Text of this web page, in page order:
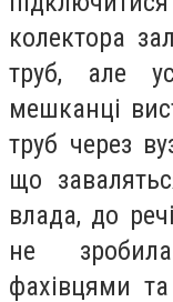
колектора
труб, але
мешканці
труб через
що
влада, до
не
фахівцями